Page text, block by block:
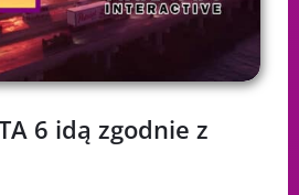
6 idą zgodnie z